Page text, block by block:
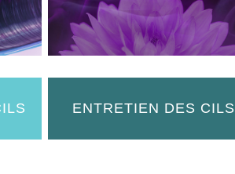
ENTRETIEN DES CILS